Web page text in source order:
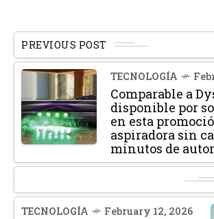
PREVIOUS POST
TECNOLOGÍA
Comparable a
disponible por
en esta
aspiradora sin
minutos de
TECNOLOGÍA February 12, 2026